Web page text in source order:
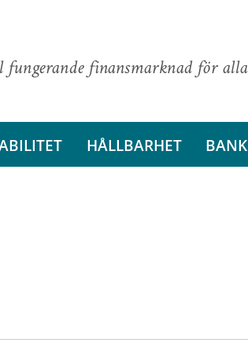
fungerande finansmarknad för alla
HÅLLBARHET BANK